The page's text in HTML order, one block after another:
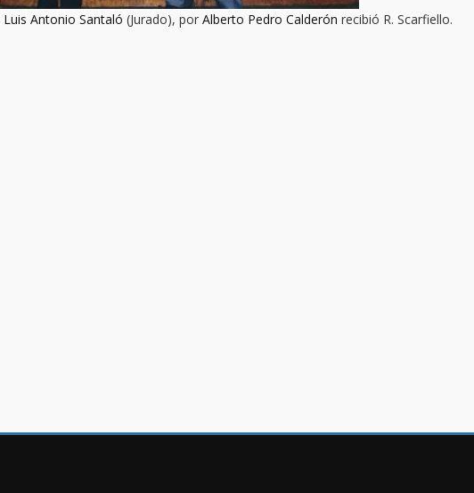
Luis Antonio Santaló (Jurado), por Alberto Pedro Calderón recibió R. Scarfiello.